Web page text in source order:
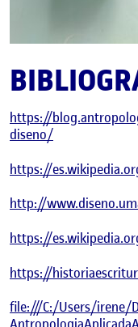
https://
diseno/
https://
http://
https://
https://
file:///C:/Users/irene/